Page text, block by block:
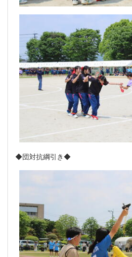
◆団対抗綱引き◆